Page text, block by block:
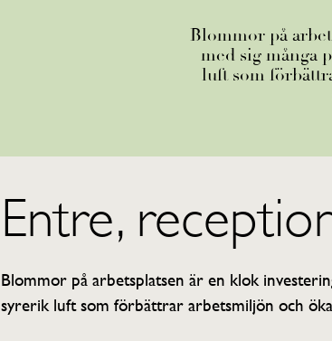
Blommor på
med sig många
luft som
Entre,
Blommor på arbetsplatsen är en klok
syrerik luft som förbättrar arbetsmiljön och